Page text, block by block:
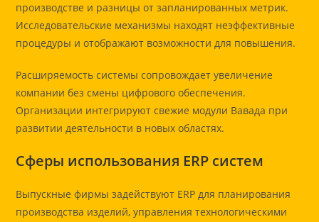
производстве и разницы от запланированных метрик.
Исследовательские механизмы находят неэффективные
процедуры и отображают возможности для повышения.
Расширяемость системы сопровождает увеличение
компании без смены цифрового обеспечения.
Организации интегрируют свежие модули Вавада при
развитии деятельности в новых областях.
Сферы использования ERP систем
Выпускные фирмы задействуют ERP для планирования
производства изделий, управления технологическими